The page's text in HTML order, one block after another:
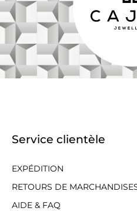
Service clientèle
EXPÉDITION
RETOURS DE
AIDE & FAQ